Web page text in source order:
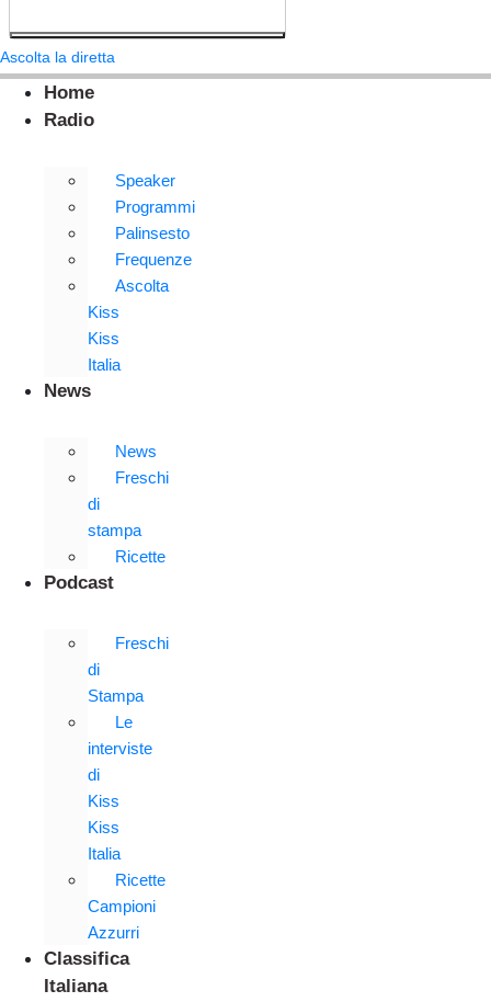
Ascolta la diretta
Home
Radio
Speaker
Programmi
Palinsesto
Frequenze
Ascolta
Kiss
Kiss
Italia
News
News
Freschi
di
stampa
Ricette
Podcast
Freschi
di
Stampa
Le
interviste
di
Kiss
Kiss
Italia
Ricette
Campioni
Azzurri
Classifica
Italiana